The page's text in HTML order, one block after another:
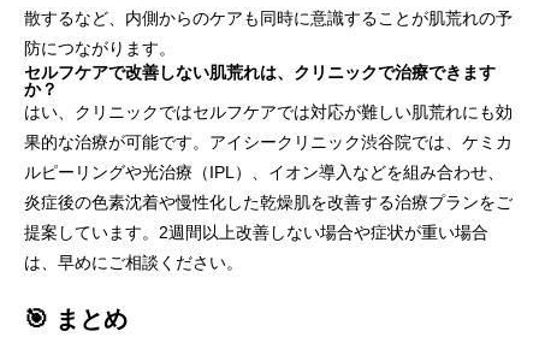
散するなど、内側からのケアも同時に意識することが肌荒れの予
防につながります。
セルフケアで改善しない肌荒れは、クリニックで治療できます
か？
はい、クリニックではセルフケアでは対応が難しい肌荒れにも効
果的な治療が可能です。アイシークリニック渋谷院では、ケミカ
ルピーリングや光治療（IPL）、イオン導入などを組み合わせ、
炎症後の色素沈着や慢性化した乾燥肌を改善する治療プランをご
提案しています。2週間以上改善しない場合や症状が重い場合
は、早めにご相談ください。
🎯 まとめ